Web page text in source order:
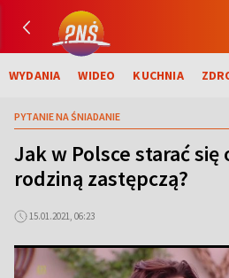
WYDANIA WIDEO KUCHNIA
PYTANIE NA ŚNIADANIE
Jak w Polsce starać się
rodziną zastępczą?
15.01.2021, 06:23